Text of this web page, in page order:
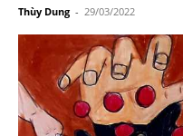
Thùy Dung - 29/03/2022